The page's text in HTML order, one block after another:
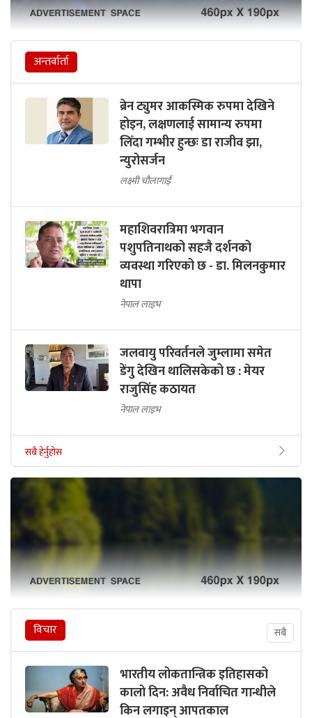
अन्तर्वार्ता
ब्रेन ट्युमर आकस्मिक रुपमा देखिने
होइन, लक्षणलाई सामान्य रुपमा
लिँदा गम्भीर हुन्छः डा राजीव झा,
न्युरोसर्जन
लक्ष्मी चौलागाईं
महाशिवरात्रिमा भगवान
पशुपतिनाथको सहजै दर्शनको
व्यवस्था गरिएको छ - डा. मिलनकुमार
थापा
नेपाल लाइभ
जलवायु परिवर्तनले जुम्लामा समेत
डेंगु देखिन थालिसकेको छ : मेयर
राजुसिंह कठायत
नेपाल लाइभ
सबै हेर्नुहोस
विचार सबै
भारतीय लोकतान्त्रिक इतिहासको
कालो दिन: अवैध निर्वाचित गान्धीले
किन लगाइन् आपतकाल